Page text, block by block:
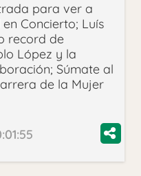
para ver a
Concierto; Luís
record de
López y la
Súmate al
de la Mujer